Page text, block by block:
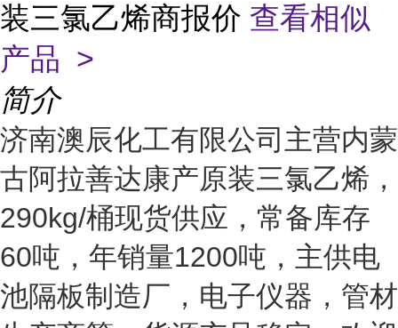
装三氯乙烯商报价 查看相似
产品 >
简介
济南澳辰化工有限公司主营内蒙
古阿拉善达康产原装三氯乙烯，
290kg/桶现货供应，常备库存
60吨，年销量1200吨，主供电
池隔板制造厂，电子仪器，管材